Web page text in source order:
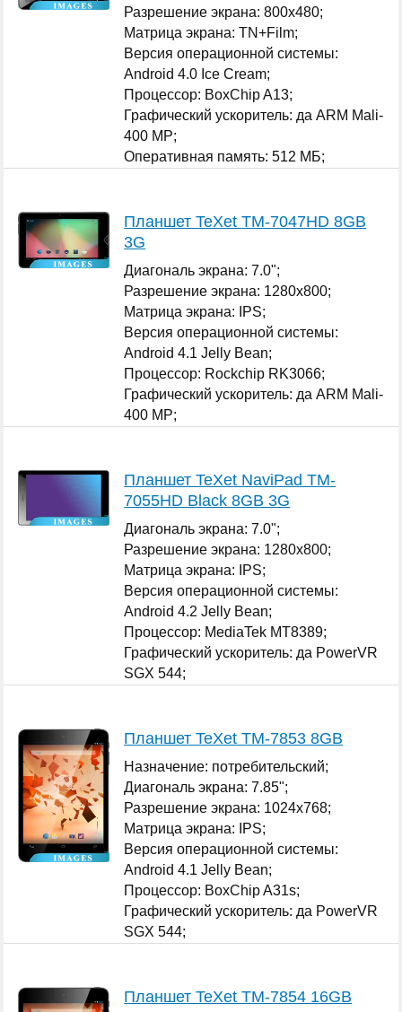
Разрешение экрана: 800x480;
Матрица экрана: TN+Film;
Версия операционной системы:
Android 4.0 Ice Cream;
Процессор: BoxChip A13;
Графический ускоритель: да ARM Mali-
400 MP;
Оперативная память: 512 МБ;
Планшет TeXet TM-7047HD 8GB
3G
Диагональ экрана: 7.0";
Разрешение экрана: 1280x800;
Матрица экрана: IPS;
Версия операционной системы:
Android 4.1 Jelly Bean;
Процессор: Rockchip RK3066;
Графический ускоритель: да ARM Mali-
400 MP;
Планшет TeXet NaviPad TM-
7055HD Black 8GB 3G
Диагональ экрана: 7.0";
Разрешение экрана: 1280x800;
Матрица экрана: IPS;
Версия операционной системы:
Android 4.2 Jelly Bean;
Процессор: MediaTek MT8389;
Графический ускоритель: да PowerVR
SGX 544;
Планшет TeXet TM-7853 8GB
Назначение: потребительский;
Диагональ экрана: 7.85";
Разрешение экрана: 1024x768;
Матрица экрана: IPS;
Версия операционной системы:
Android 4.1 Jelly Bean;
Процессор: BoxChip A31s;
Графический ускоритель: да PowerVR
SGX 544;
Планшет TeXet TM-7854 16GB